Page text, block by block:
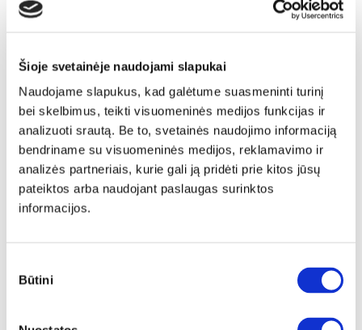
Šioje svetainėje naudojami slapukai
Naudojame slapukus, kad galėtume suasmeninti turinį
bei skelbimus, teikti visuomeninės medijos funkcijas ir
analizuoti srautą. Be to, svetainės naudojimo informaciją
bendriname su visuomeninės medijos, reklamavimo ir
analizės partneriais, kurie gali ją pridėti prie kitos jūsų
pateiktos arba naudojant paslaugas surinktos
informacijos.
pasirinkimas
Būtini
Į krepšelį